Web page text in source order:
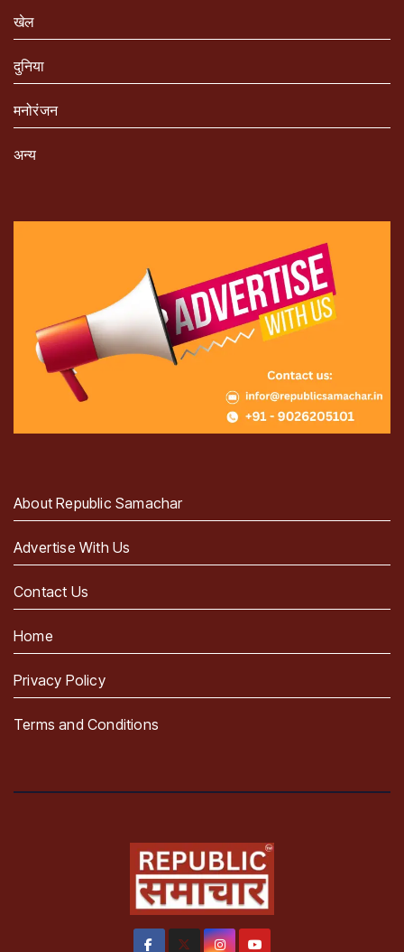
खेल
दुनिया
मनोरंजन
अन्य
About Republic Samachar
Advertise With Us
Contact Us
Home
Privacy Policy
Terms and Conditions